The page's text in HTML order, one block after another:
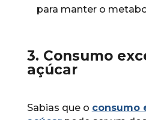
para manter o
3. Consumo
açúcar
Sabias que o consumo